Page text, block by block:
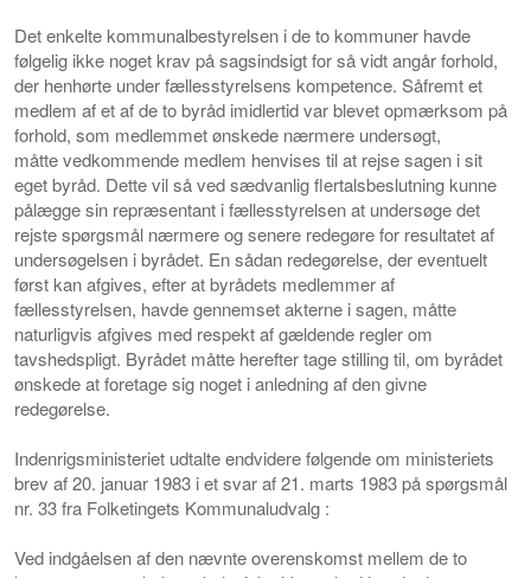
Det enkelte kommunalbestyrelsen i de to kommuner havde
følgelig ikke noget krav på sagsindsigt for så vidt angår forhold,
der henhørte under fællesstyrelsens kompetence. Såfremt et
medlem af et af de to byråd imidlertid var blevet opmærksom på
forhold, som medlemmet ønskede nærmere undersøgt,
måttevedkommende medlem henvises til at rejse sagen i sit
eget byråd. Dette vil så ved sædvanlig flertalsbeslutning kunne
pålægge sin repræsentant i fællesstyrelsen at undersøge det
rejste spørgsmål nærmere og senere redegøre for resultatet af
undersøgelsen i byrådet. En sådan redegørelse, der eventuelt
først kan afgives, efter at byrådets medlemmer af
fællesstyrelsen, havde gennemset akterne i sagen, måtte
naturligvis afgives med respekt af gældende regler om
tavshedspligt. Byrådet måtte herefter tage stilling til, om byrådet
ønskede at foretage sig noget i anledning af den givne
redegørelse.
Indenrigsministeriet udtalte endvidere følgende om ministeriets
brev af 20. januar 1983 i et svar af 21. marts 1983 på spørgsmål
nr. 33 fra Folketingets Kommunaludvalg :
Ved indgåelsen af den nævnte overenskomst mellem de to